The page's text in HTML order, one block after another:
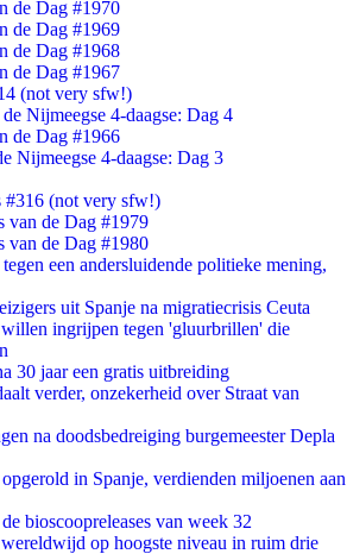
de Dag #1970
de Dag #1969
de Dag #1968
de Dag #1967
(not very sfw!)
Nijmeegse 4-daagse: Dag 4
de Dag #1966
Nijmeegse 4-daagse: Dag 3
(not very sfw!)
van de Dag #1979
van de Dag #1980
een andersluidende politieke mening,
uit Spanje na migratiecrisis Ceuta
ingrijpen tegen 'gluurbrillen' die
30 jaar een gratis uitbreiding
verder, onzekerheid over Straat van
na doodsbedreiging burgemeester Depla
in Spanje, verdienden miljoenen aan
bioscoopreleases van week 32
op hoogste niveau in ruim drie